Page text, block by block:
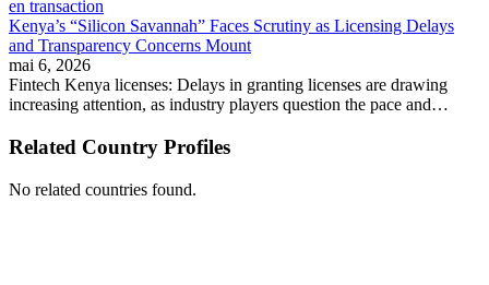
Kenya’s “Silicon Savannah” Faces Scrutiny as Licensing Delays
and Transparency Concerns Mount
mai 6, 2026
Fintech Kenya licenses: Delays in granting licenses are drawing
increasing attention, as industry players question the pace and…
Related Country Profiles
No related countries found.